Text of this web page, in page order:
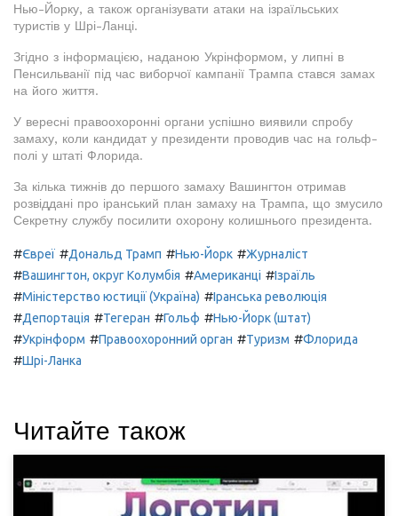
Нью-Йорку, а також організувати атаки на ізраїльських
туристів у Шрі-Ланці.
Згідно з інформацією, наданою Укрінформом, у липні в
Пенсильванії під час виборчої кампанії Трампа стався замах
на його життя.
У вересні правоохоронні органи успішно виявили спробу
замаху, коли кандидат у президенти проводив час на гольф-
полі у штаті Флорида.
За кілька тижнів до першого замаху Вашингтон отримав
розвіддані про іранський план замаху на Трампа, що змусило
Секретну службу посилити охорону колишнього президента.
#Євреї #Дональд Трамп #Нью-Йорк #Журналіст
#Вашингтон, округ Колумбія #Американці #Ізраїль
#Міністерство юстиції (Україна) #Іранська революція
#Депортація #Тегеран #Гольф #Нью-Йорк (штат)
#Укрінформ #Правоохоронний орган #Туризм #Флорида
#Шрі-Ланка
Читайте також